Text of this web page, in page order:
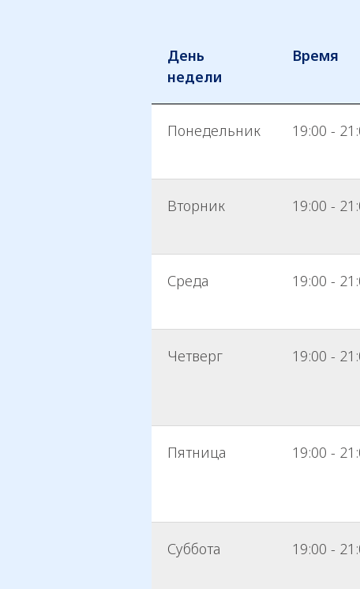
День
недели
Время
Понедельник 19:00 -
Вторник 19:00 -
Среда 19:00 -
Четверг 19:00 -
Пятница 19:00 -
Суббота 19:00 -